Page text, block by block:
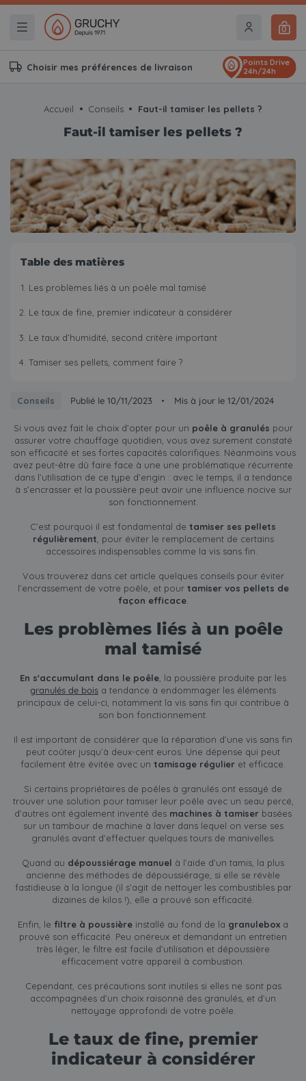
0
Choisir mes préférences de livraison
Points Drive
24h/24h
Accueil Conseils Faut-il tamiser les pellets ?
Faut-il tamiser les pellets ?
Table des matières
Les problèmes liés à un poêle mal tamisé
Le taux de fine, premier indicateur à considérer
Le taux d’humidité, second critère important
Tamiser ses pellets, comment faire ?
Conseils Publié le 10/11/2023 • Mis à jour le 12/01/2024
Si vous avez fait le choix d’opter pour un poêle à granulés pour
assurer votre chauffage quotidien, vous avez surement constaté
son efficacité et ses fortes capacités calorifiques. Néanmoins vous
avez peut-être dû faire face à une une problématique récurrente
dans l’utilisation de ce type d’engin : avec le temps, il a tendance
à s’encrasser et la poussière peut avoir une influence nocive sur
son fonctionnement.
C’est pourquoi il est fondamental de tamiser ses pellets
régulièrement, pour éviter le remplacement de certains
accessoires indispensables comme la vis sans fin.
Vous trouverez dans cet article quelques conseils pour éviter
l’encrassement de votre poêle, et pour tamiser vos pellets de
façon efficace.
Les problèmes liés à un poêle
mal tamisé
En s'accumulant dans le poêle , la poussière produite par les
granulés de bois a tendance à endommager les éléments
principaux de celui-ci, notamment la vis sans fin qui contribue à
son bon fonctionnement.
Il est important de considérer que la réparation d’une vis sans fin
peut coûter jusqu’à deux-cent euros. Une dépense qui peut
facilement être évitée avec un tamisage régulier et efficace.
Si certains propriétaires de poêles à granulés ont essayé de
trouver une solution pour tamiser leur poêle avec un seau percé,
d’autres ont également inventé des machines à tamiser basées
sur un tambour de machine à laver dans lequel on verse ses
granulés avant d’effectuer quelques tours de manivelles.
Quand au dépoussiérage manuel à l’aide d’un tamis, la plus
ancienne des méthodes de dépoussiérage, si elle se révèle
fastidieuse à la longue (il s’agit de nettoyer les combustibles par
dizaines de kilos !), elle a prouvé son efficacité.
Enfin, le filtre à poussière installé au fond de la granulebox a
prouvé son efficacité. Peu onéreux et demandant un entretien
très léger, le filtre est facile d’utilisation et dépoussière
efficacement votre appareil à combustion.
Cependant, ces précautions sont inutiles si elles ne sont pas
accompagnées d’un choix raisonné des granulés, et d’un
nettoyage approfondi de votre poêle.
Le taux de fine, premier
indicateur à considérer